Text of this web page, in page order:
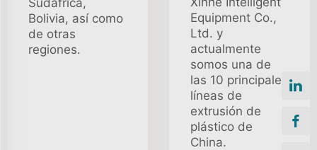
Bolivia, así como
de otras
regiones.
Equipment Co.,
Ltd. y
actualmente
somos una de
las 10 principales
líneas de
extrusión de
plástico de
China.